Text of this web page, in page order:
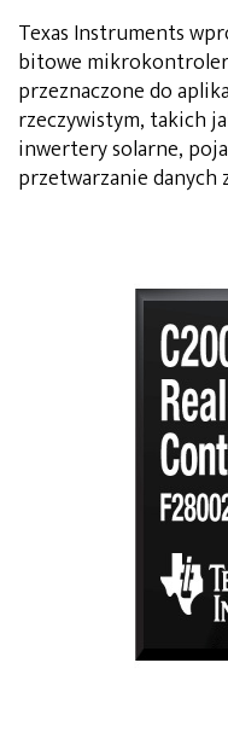
Texas Instruments
bitowe
przeznaczone do
rzeczywistym, takich
inwertery solarne,
przetwarzanie danych